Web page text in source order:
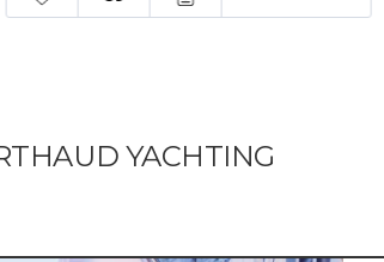
YACHTING